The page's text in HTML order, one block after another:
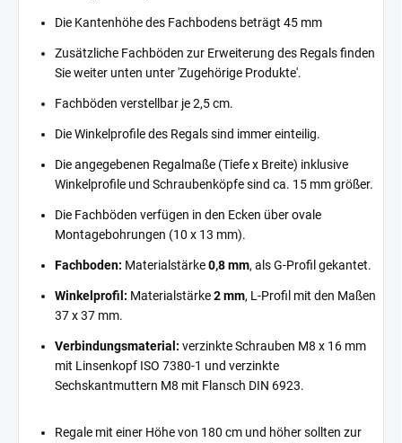
Die Kantenhöhe des Fachbodens beträgt 45 mm
Zusätzliche Fachböden zur Erweiterung des Regals finden
Sie weiter unten unter 'Zugehörige Produkte'.
Fachböden verstellbar je 2,5 cm.
Die Winkelprofile des Regals sind immer einteilig.
Die angegebenen Regalmaße (Tiefe x Breite) inklusive
Winkelprofile und Schraubenköpfe sind ca. 15 mm größer.
Die Fachböden verfügen in den Ecken über ovale
Montagebohrungen (10 x 13 mm).
Fachboden: Materialstärke0,8 mm, als G-Profil gekantet.
Winkelprofil: Materialstärke2 mm, L-Profil mit den Maßen
37 x 37 mm.
Verbindungsmaterial: verzinkte Schrauben M8 x 16 mm
mit Linsenkopf ISO 7380-1 und verzinkte
Sechskantmuttern M8 mit Flansch DIN 6923.
Regale mit einer Höhe von 180 cm und höher sollten zur